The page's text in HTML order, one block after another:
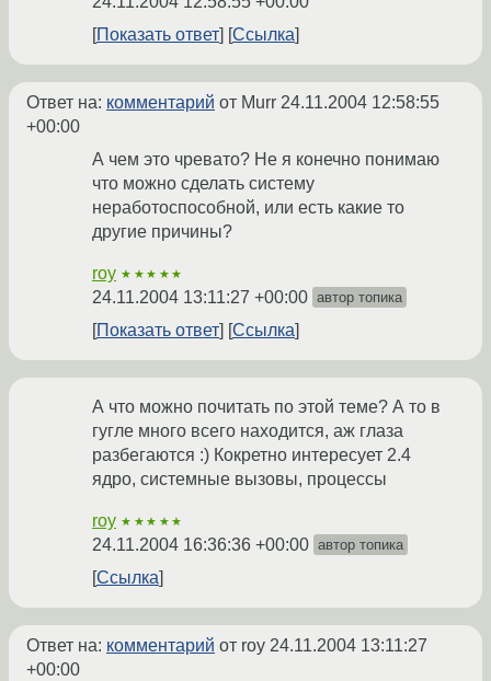
Показать ответ
Ссылка
Ответ на: комментарий от Murr 24.11.2004 12:58:55
+00:00
А чем это чревато? Не я конечно понимаю
что можно сделать систему
неработоспособной, или есть какие то
другие причины?
roy ★★★★★
24.11.2004 13:11:27 +00:00 автор топика
Показать ответ Ссылка
А что можно почитать по этой теме? А то в
гугле много всего находится, аж глаза
разбегаются :) Кокретно интересует 2.4
ядро, системные вызовы, процессы
roy ★★★★★
24.11.2004 16:36:36 +00:00 автор топика
Ссылка
Ответ на: комментарий от roy 24.11.2004 13:11:27
+00:00